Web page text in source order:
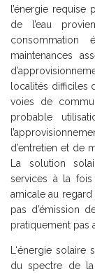
l’énergie
de l’eau
maintenances
localités difficiles
voies de
probable
d’entretien et de
La solution
services à la
amicale au regard
pas d’émission
pratiquement pas
L‘énergie
du spectre de la